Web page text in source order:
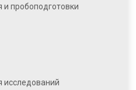
пробоподготовки